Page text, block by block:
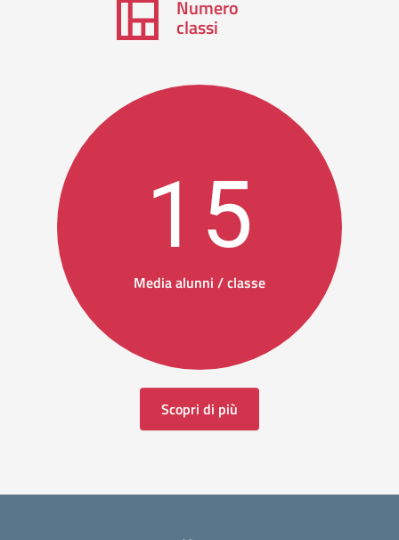
Numero
classi
15
Media alunni / classe
Scopri di più